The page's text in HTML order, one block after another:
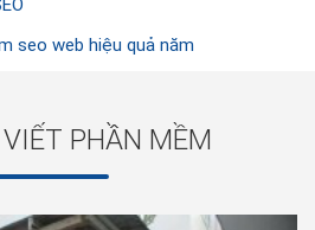
seo web hiệu quả năm
PHẦN MỀM